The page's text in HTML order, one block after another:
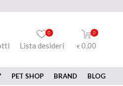
Lista desideri
0 0
€ 0,00
PET SHOP BRAND BLOG